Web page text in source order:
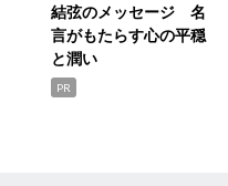
結弦のメッセージ 名
言がもたらす心の平穏
と潤い
PR